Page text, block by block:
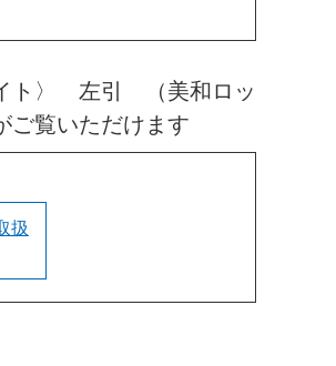
ト〉 左引 （美和ロッ
覧いただけます
扱